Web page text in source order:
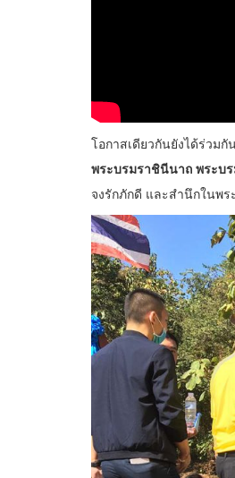
โอกาสเดียวกันยังได้ร่วม
พระบรมราชินีนาถ พระบ
จงรักภักดี และสำนึกในพ